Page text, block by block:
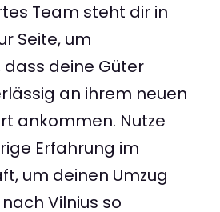
Team steht dir in
Seite, um
dass deine Güter
an ihrem neuen
ankommen. Nutze
Erfahrung im
um deinen Umzug
Vilnius so